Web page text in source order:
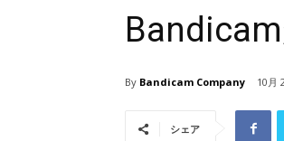
By Bandicam Company 10月
シェア